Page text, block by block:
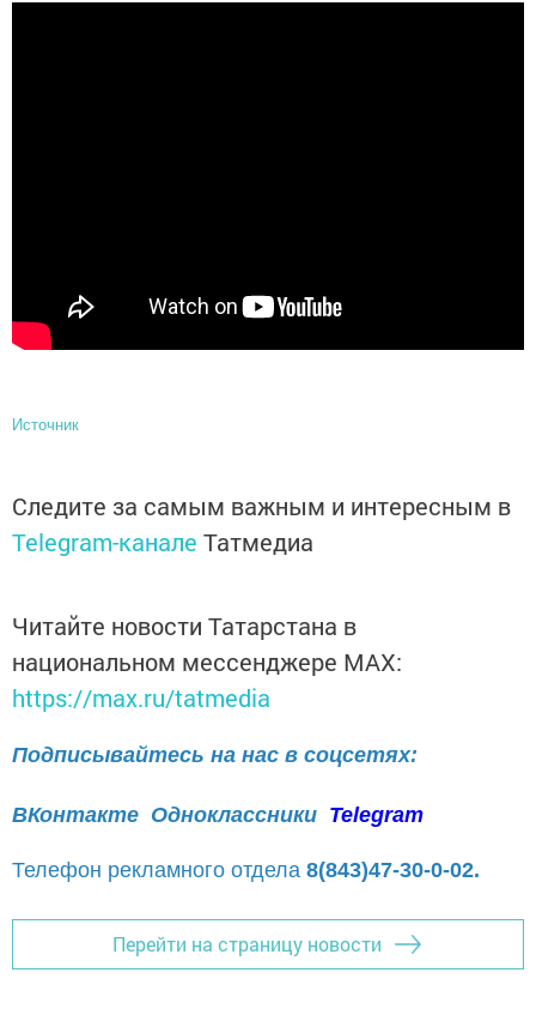
Источник
Следите за самым важным и интересным в
Telegram-канале Татмедиа
Читайте новости Татарстана в
национальном мессенджере MАХ:
https://max.ru/tatmedia
Подписывайтесь на нас в соцсетях:
ВКонтакте Одноклассники Telegram
Телефон рекламного отдела 8(843)47-30-0-02.
Перейти на страницу новости